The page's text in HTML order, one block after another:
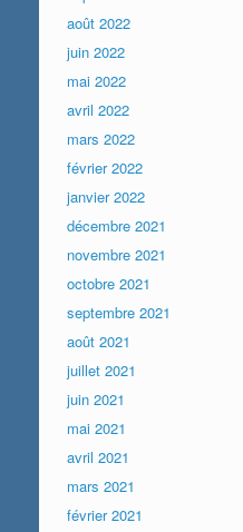
août 2022
juin 2022
mai 2022
avril 2022
mars 2022
février 2022
janvier 2022
décembre 2021
novembre 2021
octobre 2021
septembre 2021
août 2021
juillet 2021
juin 2021
mai 2021
avril 2021
mars 2021
février 2021